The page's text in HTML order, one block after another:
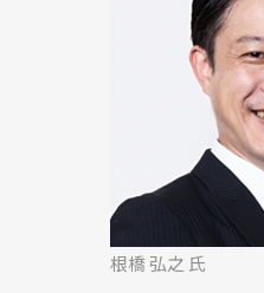
根橋 弘之 氏